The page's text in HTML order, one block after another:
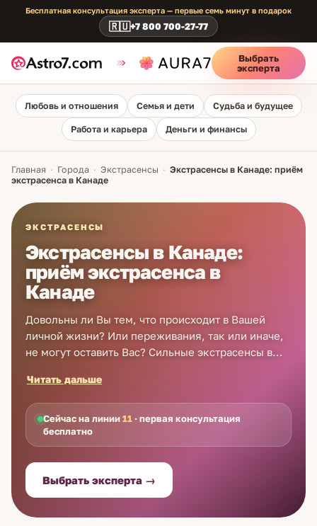
Бесплатная консультация эксперта — первые семь минут в подарок
🇷🇺+7 800 700-27-77
Выбрать
эксперта
Любовь и отношения Семья и дети Судьба и будущее
Работа и карьера Деньги и финансы
Главная · Города · Экстрасенсы · Экстрасенсы в Канаде: приём
экстрасенса в Канаде
ЭКСТРАСЕНСЫ
Экстрасенсы в Канаде:
приём экстрасенса в
Канаде
Довольны ли Вы тем, что происходит в Вашей
личной жизни? Или переживания, так или иначе,
не могут оставить Вас? Сильные экстрасенсы в
по номерам, указанным на нашем сайте -
настоящие экстрасенсы в Канаде ответят на
любой Ваш вопрос в режиме онлайн! Запишитесь
на приём экстрасенса в Канаде сейчас и станьте
счастливее уже завтра!
Читать дальше
Сейчас на линии11 · первая консультация
бесплатно
Выбрать эксперта →